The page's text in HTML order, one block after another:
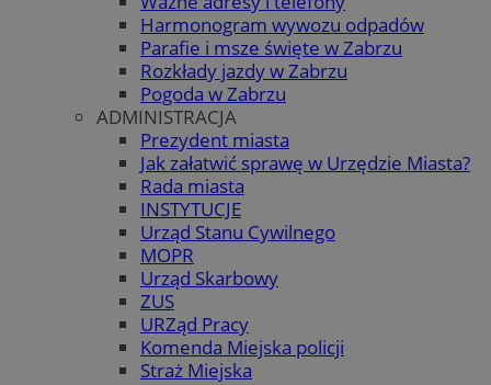
Harmonogram wywozu odpadów
Parafie i msze święte w Zabrzu
Rozkłady jazdy w Zabrzu
Pogoda w Zabrzu
ADMINISTRACJA
Prezydent miasta
Jak załatwić sprawę w Urzędzie Miasta?
Rada miasta
INSTYTUCJE
Urząd Stanu Cywilnego
MOPR
Urząd Skarbowy
ZUS
URZąd Pracy
Komenda Miejska policji
Straż Miejska